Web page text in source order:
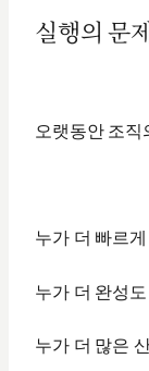
실행의 문
오랫동안 조직
누가 더 빠르
누가 더 완성
누가 더 많은